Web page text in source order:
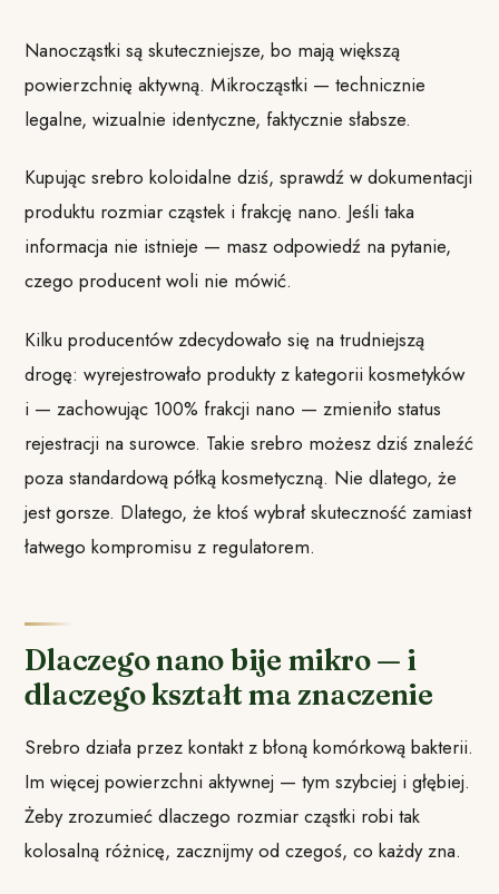
Nanocząstki są skuteczniejsze, bo mają większą
powierzchnię aktywną. Mikrocząstki — technicznie
legalne, wizualnie identyczne, faktycznie słabsze.
Kupując srebro koloidalne dziś, sprawdź w dokumentacji
produktu rozmiar cząstek i frakcję nano. Jeśli taka
informacja nie istnieje — masz odpowiedź na pytanie,
czego producent woli nie mówić.
Kilku producentów zdecydowało się na trudniejszą
drogę: wyrejestrowało produkty z kategorii kosmetyków
i — zachowując 100% frakcji nano — zmieniło status
rejestracji na surowce. Takie srebro możesz dziś znaleźć
poza standardową półką kosmetyczną. Nie dlatego, że
jest gorsze. Dlatego, że ktoś wybrał skuteczność zamiast
łatwego kompromisu z regulatorem.
Dlaczego nano bije mikro — i
dlaczego kształt ma znaczenie
Srebro działa przez kontakt z błoną komórkową bakterii.
Im więcej powierzchni aktywnej — tym szybciej i głębiej.
Żeby zrozumieć dlaczego rozmiar cząstki robi tak
kolosalną różnicę, zacznijmy od czegoś, co każdy zna.